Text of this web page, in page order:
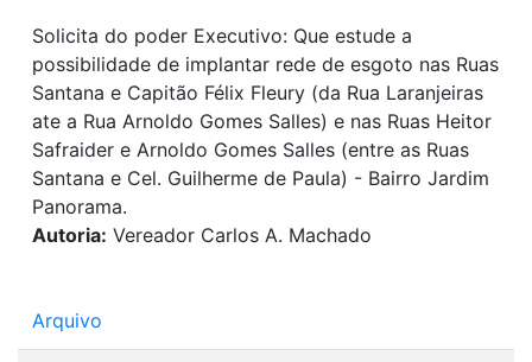
Solicita do poder Executivo: Que estude a
possibilidade de implantar rede de esgoto nas Ruas
Santana e Capitão Félix Fleury (da Rua Laranjeiras
ate a Rua Arnoldo Gomes Salles) e nas Ruas Heitor
Safraider e Arnoldo Gomes Salles (entre as Ruas
Santana e Cel. Guilherme de Paula) - Bairro Jardim
Panorama.
Autoria: Vereador Carlos A. Machado
Arquivo